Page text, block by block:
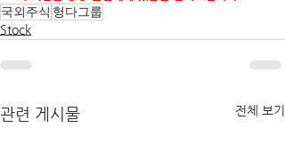
국외주식 헝다그룹
Stock
관련 게시물 전체 보기